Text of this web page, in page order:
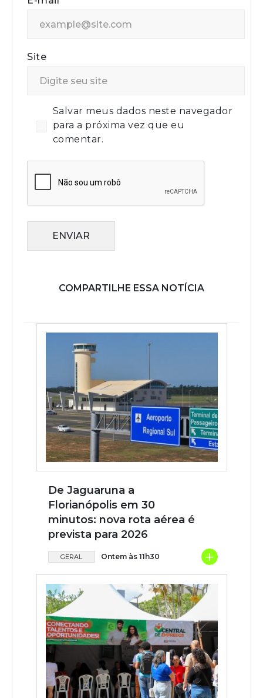
Site
Salvar meus dados neste navegador
para a próxima vez que eu
comentar.
ENVIAR
COMPARTILHE ESSA NOTÍCIA
De Jaguaruna a
Florianópolis em 30
minutos: nova rota aérea é
prevista para 2026
GERAL Ontem às 11h30 +